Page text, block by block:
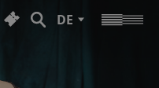
DE